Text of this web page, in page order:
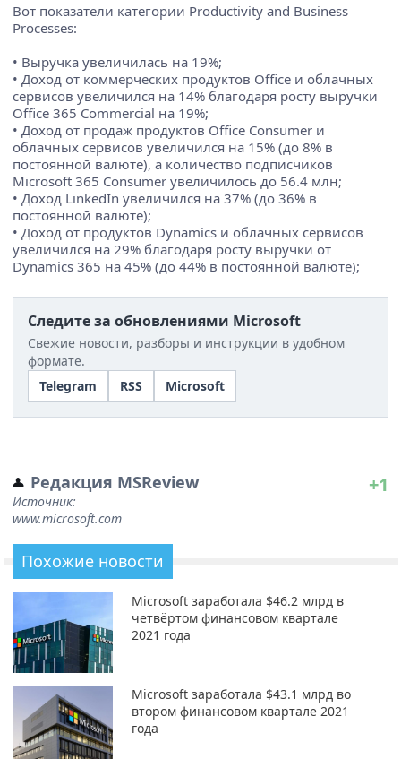
Вот показатели категории Productivity and Business
Processes:
• Выручка увеличилась на 19%;
• Доход от коммерческих продуктов Office и облачных
сервисов увеличился на 14% благодаря росту выручки
Office 365 Commercial на 19%;
• Доход от продаж продуктов Office Consumer и
облачных сервисов увеличился на 15% (до 8% в
постоянной валюте), а количество подписчиков
Microsoft 365 Consumer увеличилось до 56.4 млн;
• Доход LinkedIn увеличился на 37% (до 36% в
постоянной валюте);
• Доход от продуктов Dynamics и облачных сервисов
увеличился на 29% благодаря росту выручки от
Dynamics 365 на 45% (до 44% в постоянной валюте);
Следите за обновлениями Microsoft
Свежие новости, разборы и инструкции в удобном
формате.
Telegram
RSS Microsoft
Редакция MSReview
Источник:
www.microsoft.com
+1
Похожие новости
Microsoft заработала $46.2 млрд в
четвёртом финансовом квартале
2021 года
Microsoft заработала $43.1 млрд во
втором финансовом квартале 2021
года